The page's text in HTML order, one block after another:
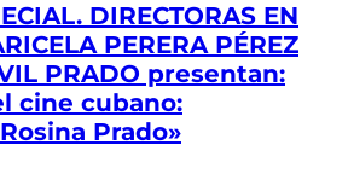
DIRECTORAS EN
PERERA PÉREZ
PRADO presentan:
cine cubano:
Prado»